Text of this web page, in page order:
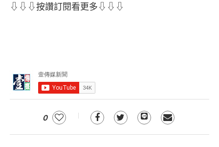
⇩⇩⇩按讚訂閱看更多⇩⇩⇩
0